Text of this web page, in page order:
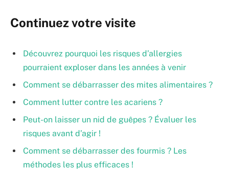
Continuez votre visite
Découvrez pourquoi les risques d’allergies
pourraient exploser dans les années à venir
Comment se débarrasser des mites alimentaires ?
Comment lutter contre les acariens ?
Peut-on laisser un nid de guêpes ? Évaluer les
risques avant d’agir !
Comment se débarrasser des fourmis ? Les
méthodes les plus efficaces !